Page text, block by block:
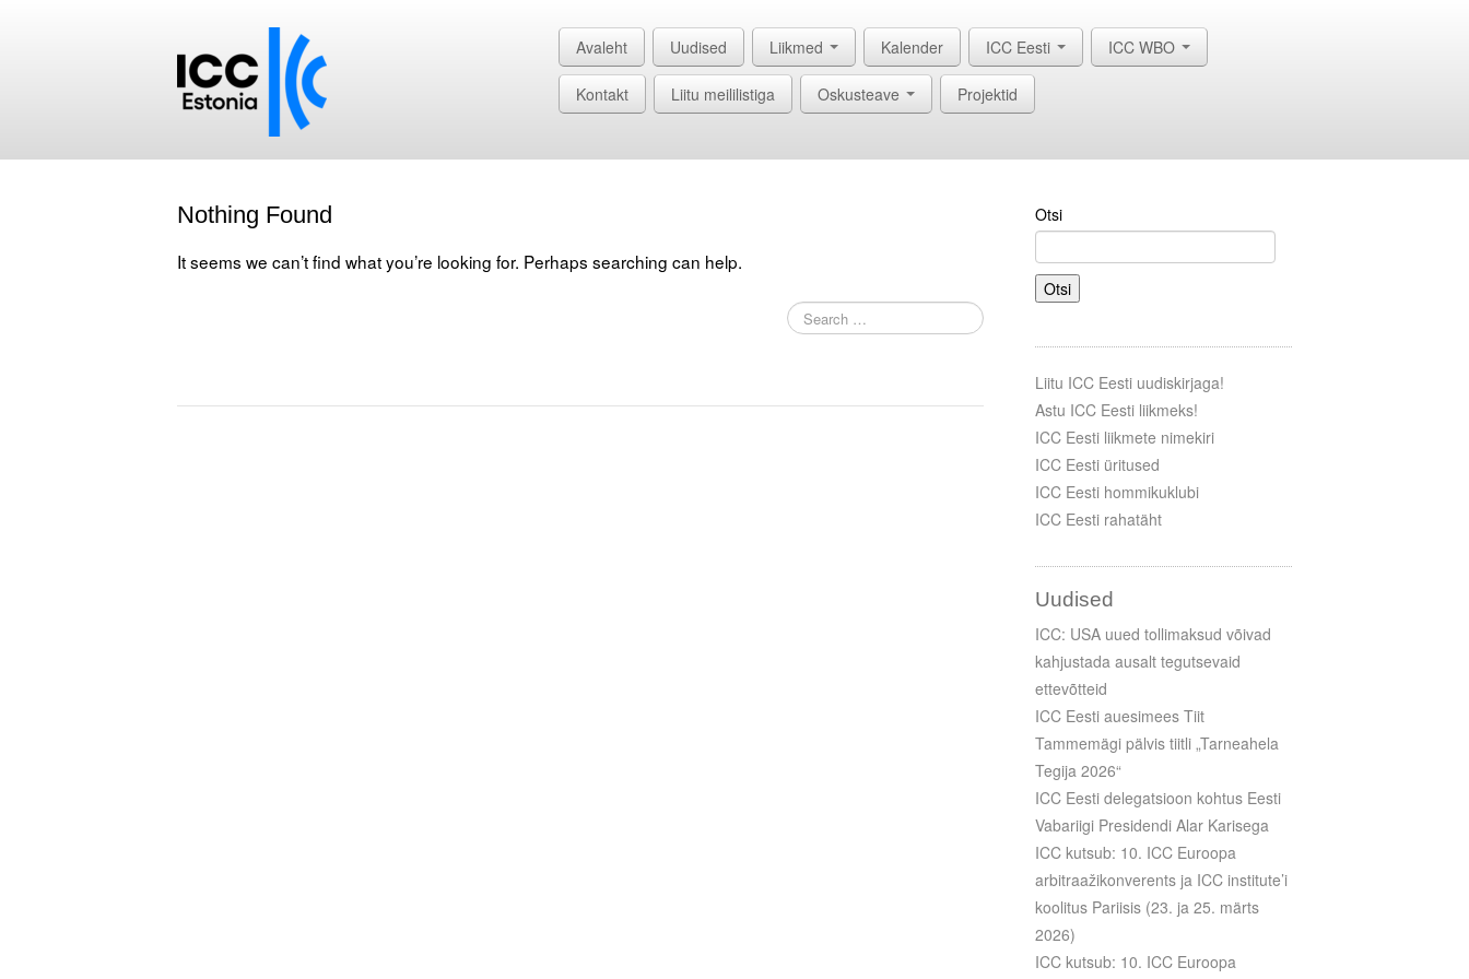
Avaleht Uudised Liikmed Kalender ICC Eesti ICC WBO
Kontakt Liitu meililistiga Oskusteave Projektid
Nothing Found
It seems we can’t find what you’re looking for. Perhaps searching can help.
Otsi
Otsi
Liitu ICC Eesti uudiskirjaga!
Astu ICC Eesti liikmeks!
ICC Eesti liikmete nimekiri
ICC Eesti üritused
ICC Eesti hommikuklubi
ICC Eesti rahatäht
Uudised
ICC: USA uued tollimaksud võivad
kahjustada ausalt tegutsevaid
ettevõtteid
ICC Eesti auesimees Tiit
Tammemägi pälvis tiitli „Tarneahela
Tegija 2026“
ICC Eesti delegatsioon kohtus Eesti
Vabariigi Presidendi Alar Karisega
ICC kutsub: 10. ICC Euroopa
arbitraažikonverents ja ICC institute’i
koolitus Pariisis (23. ja 25. märts
2026)
ICC kutsub: 10. ICC Euroopa